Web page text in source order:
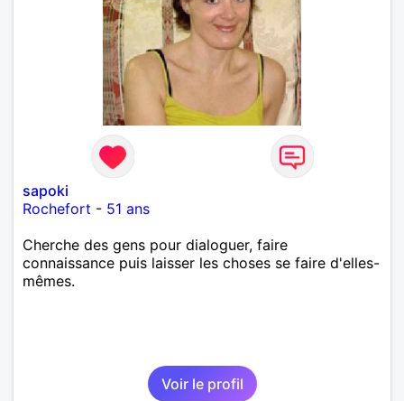
sapoki
Rochefort - 51 ans
Cherche des gens pour dialoguer, faire
connaissance puis laisser les choses se faire d'elles-
mêmes.
Voir le profil